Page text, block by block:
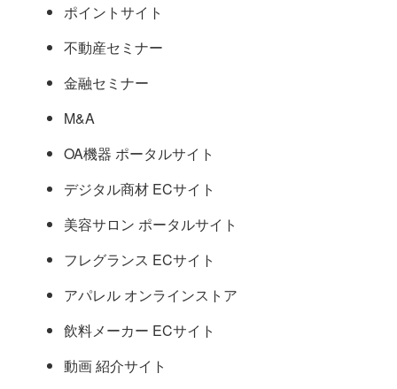
ポイントサイト
不動産セミナー
金融セミナー
M&A
OA機器 ポータルサイト
デジタル商材 ECサイト
美容サロン ポータルサイト
フレグランス ECサイト
アパレル オンラインストア
飲料メーカー ECサイト
動画 紹介サイト